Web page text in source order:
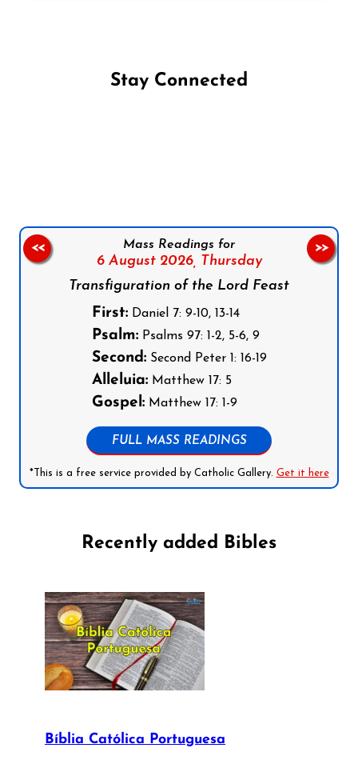
Stay Connected
Mass Readings for
6 August 2026, Thursday
Transfiguration of the Lord Feast
First:Daniel 7: 9-10, 13-14
Psalm:Psalms 97: 1-2, 5-6, 9
Second:Second Peter 1: 16-19
Alleluia:Matthew 17: 5
Gospel:Matthew 17: 1-9
FULL MASS READINGS
*This is a free service provided by Catholic Gallery. Get it here
<< >>
Recently added Bibles
Bíblia Católica Portuguesa